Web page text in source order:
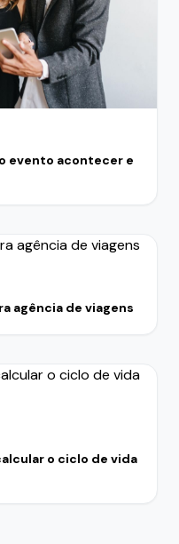
evento acontecer e
agência de viagens
o ciclo de vida